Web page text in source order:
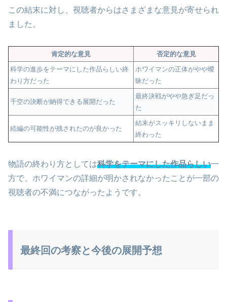
この結末に対し、視聴者からはさまざまな意見が寄せられ
ました。
肯定的な意見
否定的な意見
科学の進歩をテーマにした作品らしい終
わり方だった
ホワイマンの正体がやや曖
昧だった
千空の決断が納得できる展開だった
最終決戦がやや急ぎ足だっ
た
続編の可能性が残されたのが良かった
結末がスッキリしないまま
終わった
物語の終わり方としては科学をテーマにした作品らしい一
方で、ホワイマンの詳細が明かされなかったことが一部の
視聴者の不満につながったようです。
最終回の考察と今後の展開予想